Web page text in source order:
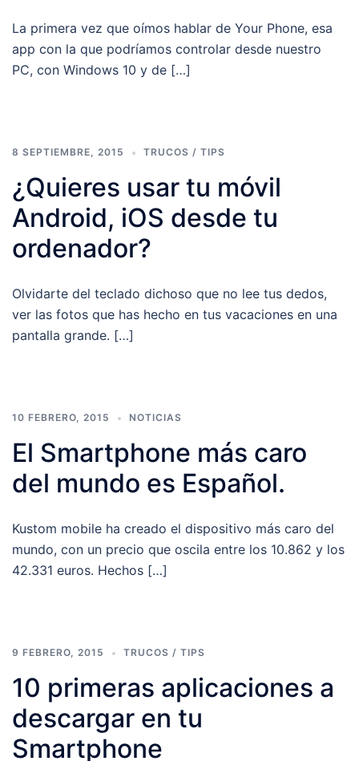
La primera vez que oímos hablar de Your Phone, esa
app con la que podríamos controlar desde nuestro
PC, con Windows 10 y de […]
8 SEPTIEMBRE, 2015 TRUCOS / TIPS
¿Quieres usar tu móvil
Android, iOS desde tu
ordenador?
Olvidarte del teclado dichoso que no lee tus dedos,
ver las fotos que has hecho en tus vacaciones en una
pantalla grande. […]
10 FEBRERO, 2015 NOTICIAS
El Smartphone más caro
del mundo es Español.
Kustom mobile ha creado el dispositivo más caro del
mundo, con un precio que oscila entre los 10.862 y los
42.331 euros. Hechos […]
9 FEBRERO, 2015 TRUCOS / TIPS
10 primeras aplicaciones a
descargar en tu
Smartphone